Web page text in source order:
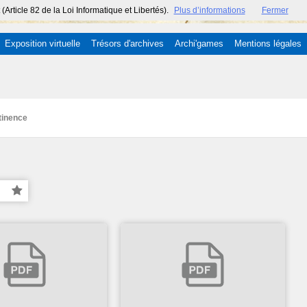
82 de la Loi Informatique et Libertés). Plus d’informations Fermer
Exposition virtuelle Trésors d'archives Archi'games Mentions légales